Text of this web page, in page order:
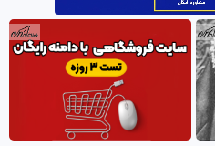
استاندار خوزستان دکتر
موالی زاده مانع خودکشی
جوان اهوازی شد
امیرسالم
12 ماه پیش
ضربه مهلک پلیس به اشرار
مسلح در کویر اصفهان
امیرسالم